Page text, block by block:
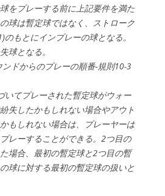
をプレーする前に上記要件を満た
球は暫定球ではなく、ストローク
のもとにインプレーの球となる。
球となる。
ドからのプレーの順番-規則10-3
いてプレーされた暫定球がウォー
失したかもしれない場合やアウト
もしれない場合は、プレーヤーは
レーすることができる。2つ目の
場合、最初の暫定球と2つ目の暫
球に対する最初の暫定球の扱いと